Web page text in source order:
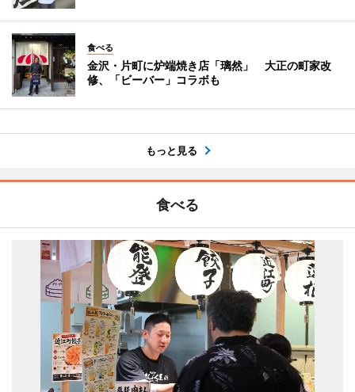
食べる
金沢・片町に炉端焼き店「璃然」 大正の町家改
修、「ビーバー」コラボも
もっと見る
食べる